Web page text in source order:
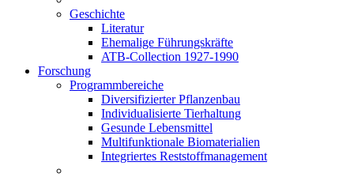
Geschichte
Literatur
Ehemalige Führungskräfte
ATB-Collection 1927-1990
Forschung
Programmbereiche
Diversifizierter Pflanzenbau
Individualisierte Tierhaltung
Gesunde Lebensmittel
Multifunktionale Biomaterialien
Integriertes Reststoffmanagement